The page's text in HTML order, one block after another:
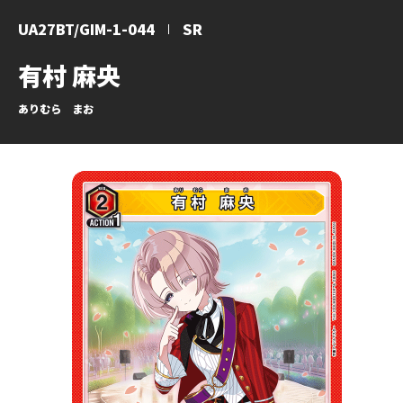
有村 麻央
ありむら まお
UA27BT/GIM-1-044 SR